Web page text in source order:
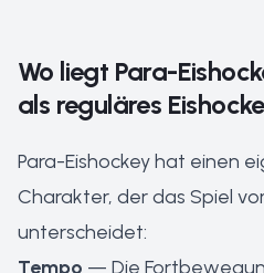
Wo liegt Para-
als reguläres
Para-Eishockey hat einen
Charakter, der das Spiel
unterscheidet:
Tempo — Die